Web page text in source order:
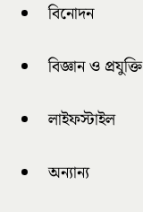
বিনোদন
বিজ্ঞান ও প্রযুক্তি
লাইফস্টাইল
অন্যান্য